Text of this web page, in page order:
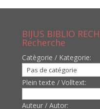
BIJUS BIBLIO
Recherche
Catègorie / Kategorie:
Plein texte / Volltext:
Auteur / Autor: